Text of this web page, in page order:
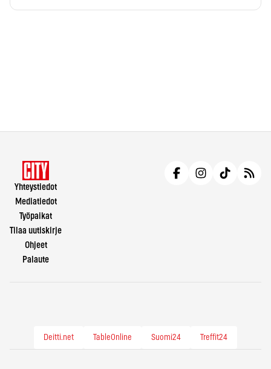
Yhteystiedot
Mediatiedot
Työpaikat
Tilaa uutiskirje
Ohjeet
Palaute
Deitti.net TableOnline Suomi24 Treffit24